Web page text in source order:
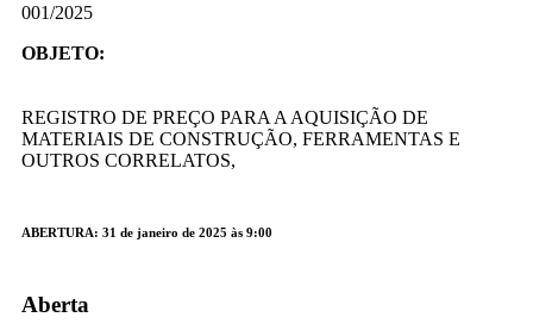
001/2025
OBJETO:
REGISTRO DE PREÇO PARA A AQUISIÇÃO DE
MATERIAIS DE CONSTRUÇÃO, FERRAMENTAS E
OUTROS CORRELATOS,
ABERTURA: 31 de janeiro de 2025 às 9:00
Aberta